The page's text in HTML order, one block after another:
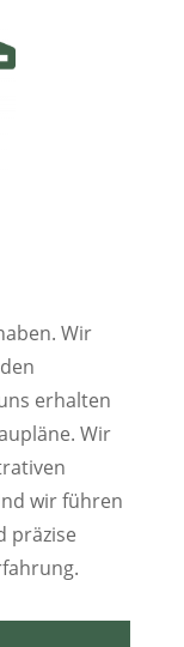
Wir
erhalten
Wir
wir führen
präzise